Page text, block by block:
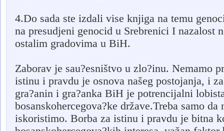
4.Do sada ste izdali vise knjiga na temu
na presudjeni genocid u Srebrenici I nazalost
ostalim gradovima u BiH.
Zaborav je sau?esništvo u zlo?inu. Nemamo
istinu i pravdu je osnova našeg postojanja, i
gra?anin i gra?anka BiH je potrencijalni
bosanskohercegova?ke države.Treba samo
iskoristimo. Borba za istinu i pravdu je bitna